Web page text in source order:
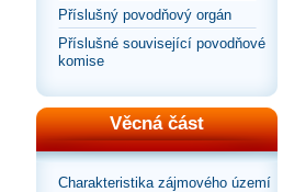
Příslušný povodňový orgán
Příslušné související povodňové
komise
Věcná část
Charakteristika zájmového území